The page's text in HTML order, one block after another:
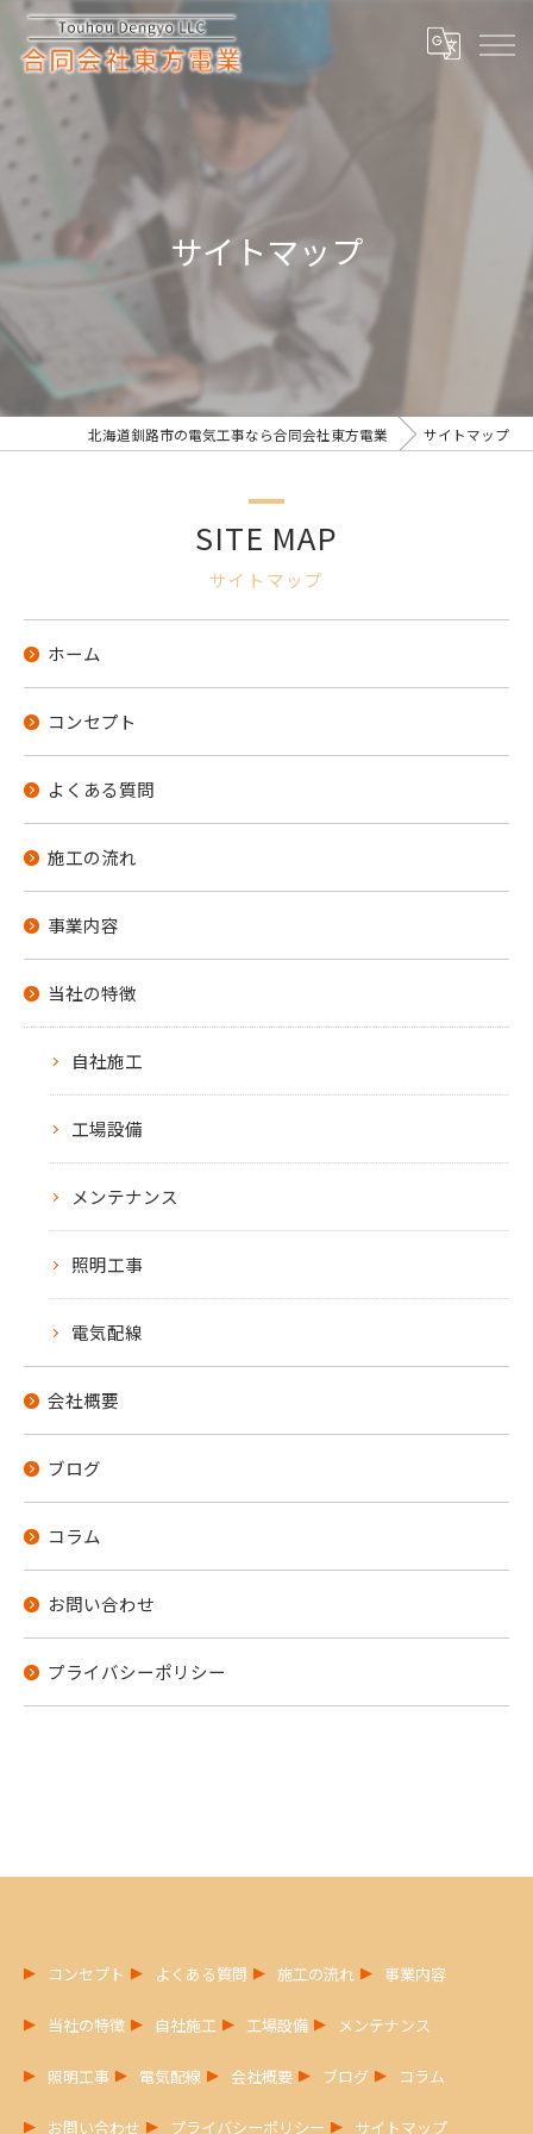
サイトマップ
北海道釧路市の電気工事なら合同会社東方電業 サイトマップ
サイトマップ
SITE MAP
ホーム
コンセプト
よくある質問
施工の流れ
事業内容
当社の特徴
自社施工
工場設備
メンテナンス
照明工事
電気配線
会社概要
ブログ
コラム
お問い合わせ
プライバシーポリシー
コンセプト よくある質問 施工の流れ 事業内容
当社の特徴 自社施工 工場設備 メンテナンス
照明工事 電気配線 会社概要 ブログ コラム
お問い合わせ プライバシーポリシー サイトマップ